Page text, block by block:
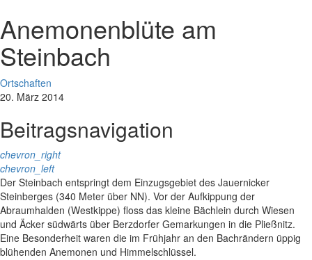
Anemonenblüte am
Steinbach
Ortschaften
20. März 2014
Beitragsnavigation
chevron_right
chevron_left
Der Steinbach entspringt dem Einzugsgebiet des Jauernicker
Steinberges (340 Meter über NN). Vor der Aufkippung der
Abraumhalden (Westkippe) floss das kleine Bächlein durch Wiesen
und Äcker südwärts über Berzdorfer Gemarkungen in die Pließnitz.
Eine Besonderheit waren die im Frühjahr an den Bachrändern üppig
blühenden Anemonen und Himmelschlüssel.